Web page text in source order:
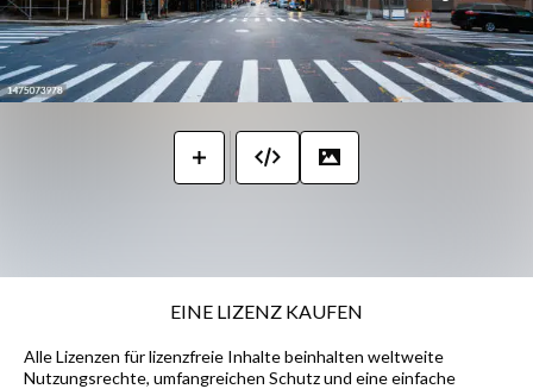
EINE LIZENZ KAUFEN
Alle Lizenzen für lizenzfreie Inhalte beinhalten weltweite
Nutzungsrechte, umfangreichen Schutz und eine einfache